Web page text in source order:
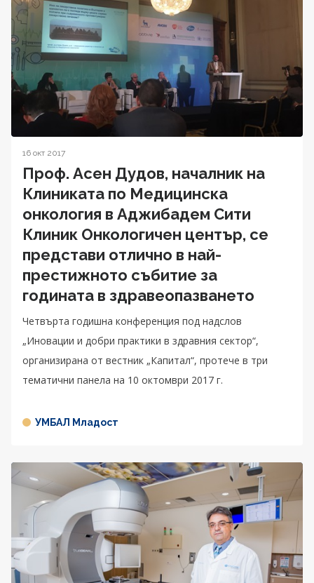
16 окт 2017
Проф. Асен Дудов, началник на
Клиниката по Медицинска
онкология в Аджибадем Сити
Клиник Онкологичен център, се
представи отлично в най-
престижното събитие за
годината в здравеопазването
Четвърта годишна конференция под надслов
„Иновации и добри практики в здравния сектор“,
организирана от вестник „Капитал“, протече в три
тематични панела на 10 октомври 2017 г.
УМБАЛ Младост